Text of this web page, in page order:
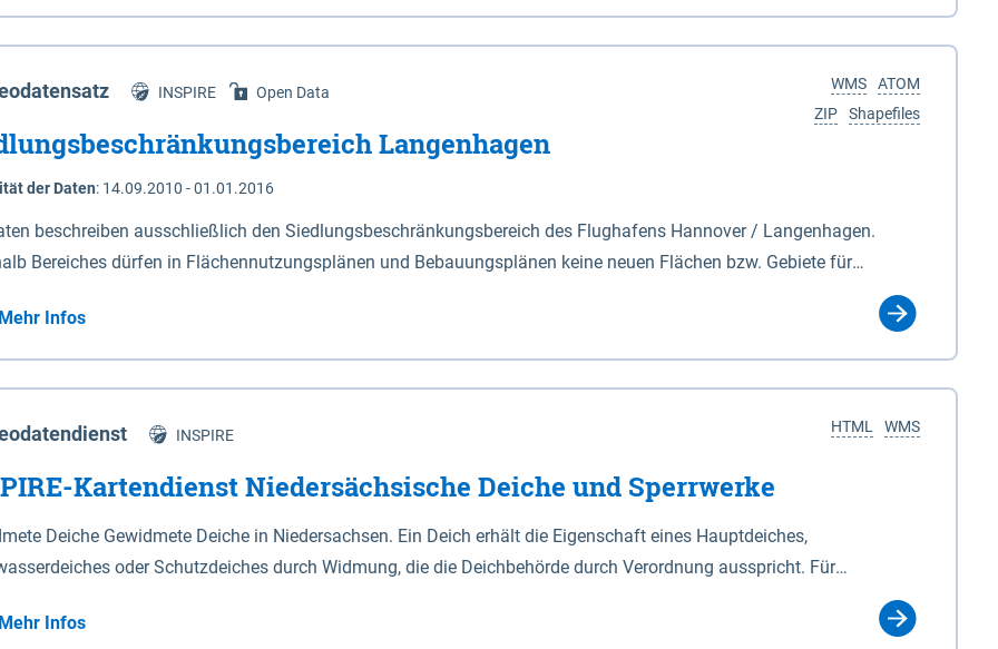
Niedersachsen (vgl. Abb. 4-1) entlang der Elbe zwischen Schnackenburg im Osten und Hohnstorf (Elbe) im Westen
472,5 bei Schnackenburg bis 569 bei Lauenburg). Das Biosphärenreservat umfasst Teile der Landkreise
Dannenberg und Lüneburg.
ATOM
WMS
Shapefiles
ZIP
INSPIRE Open Data
Langenhagen
der Daten: 14.09.2010 - 01.01.2016
beschreiben ausschließlich den Siedlungsbeschränkungsbereich des Flughafens Hannover / Langenhagen.
Bereiches dürfen in Flächennutzungsplänen und Bebauungsplänen keine neuen Flächen bzw. Gebiete für
Mehr Infos
WMS
HTML
INSPIRE
Kartendienst Niedersächsische Deiche und Sperrwerke
Deiche Gewidmete Deiche in Niedersachsen. Ein Deich erhält die Eigenschaft eines Hauptdeiches,
oder Schutzdeiches durch Widmung, die die Deichbehörde durch Verordnung ausspricht. Für
Deiche gelten die Bestimmungen des Niedersächsischen Deichgesetzes (NDG). Die Widmung "2.Deichlinie" ist
Sperrwerke Sperrwerke sind Bauwerke mit Sperrvorrichtungen in Tidegewässern, die dem
Mehr Infos